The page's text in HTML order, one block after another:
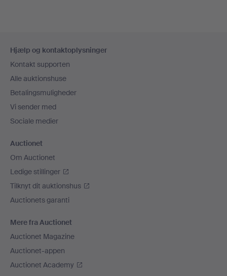
Hjælp og kontaktoplysninger
Kontakt supporten
Alle auktionshuse
Betalingsmuligheder
Vi sender med
Sociale medier
Auctionet
Om Auctionet
Ledige stillinger
Tilknyt dit auktionshus
Auctionets garanti
Mere fra Auctionet
Auctionet Magazine
Auctionet-appen
Auctionet Academy